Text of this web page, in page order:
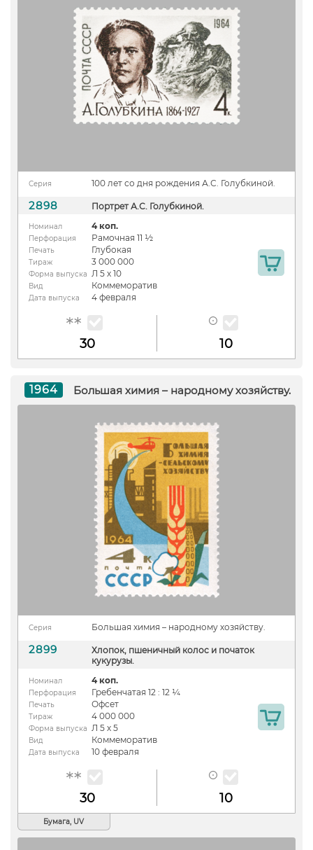
Серия 100 лет со дня рождения А.С. Голубкиной.
2898 Портрет А.С. Голубкиной.
Номинал 4 коп.
Перфорация Рамочная 11 ½
Печать Глубокая
Тираж 3 000 000
Форма выпуска Л 5 х 10
Вид Коммеморатив
Дата выпуска 4 февраля
30 10
1964 Большая химия – народному хозяйству.
Серия Большая химия – народному хозяйству.
2899
Хлопок, пшеничный колос и початок
кукурузы.
Номинал 4 коп.
Перфорация Гребенчатая 12 : 12 ¼
Печать Офсет
Тираж 4 000 000
Форма выпуска Л 5 х 5
Вид Коммеморатив
Дата выпуска 10 февраля
30 10
Бумага, UV